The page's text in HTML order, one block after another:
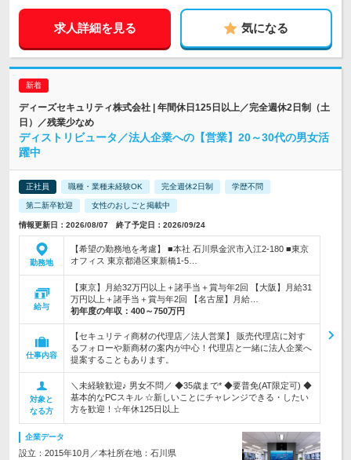
求人詳細を見る 気になる
ディーズセキュリティ株式会社 | 年間休日125日以上／完全週休2日制（土
日）／残業少なめ
ディストリビュータ／法人企業への【営業】20～30代の男女活
躍中
正社員 職種・業種未経験OK 完全週休2日制 学歴不問
第二新卒歓迎 女性のおしごと掲載中
情報更新日：2026/08/07 終了予定日：2026/09/24
勤務地
【希望の勤務地を考慮】 ■本社 石川県金沢市入江2-180 ■東京
オフィス 東京都港区東新橋1-5…
給与
【東京】月給32万円以上＋諸手当＋賞与年2回 【大阪】月給31
万円以上＋諸手当＋賞与年2回 【名古屋】月給…
初年度の年収： 400～750万円
仕事内容
【セキュリティ商材の代理店／法人営業】 販売代理店に対す
るフォローや新商材の案内が中心！代理店と一緒に法人企業へ
提案することもあります。
対象と
なる方
＼未経験歓迎♪ 男女不問／ ◆35歳まで* ◆要普免(AT限定可) ◆
基本的なPCスキル ☆新しいことにチャレンジできる・したい
方を歓迎！☆年休125日以上
企業データ
設立：2015年10月／本社所在地：石川県